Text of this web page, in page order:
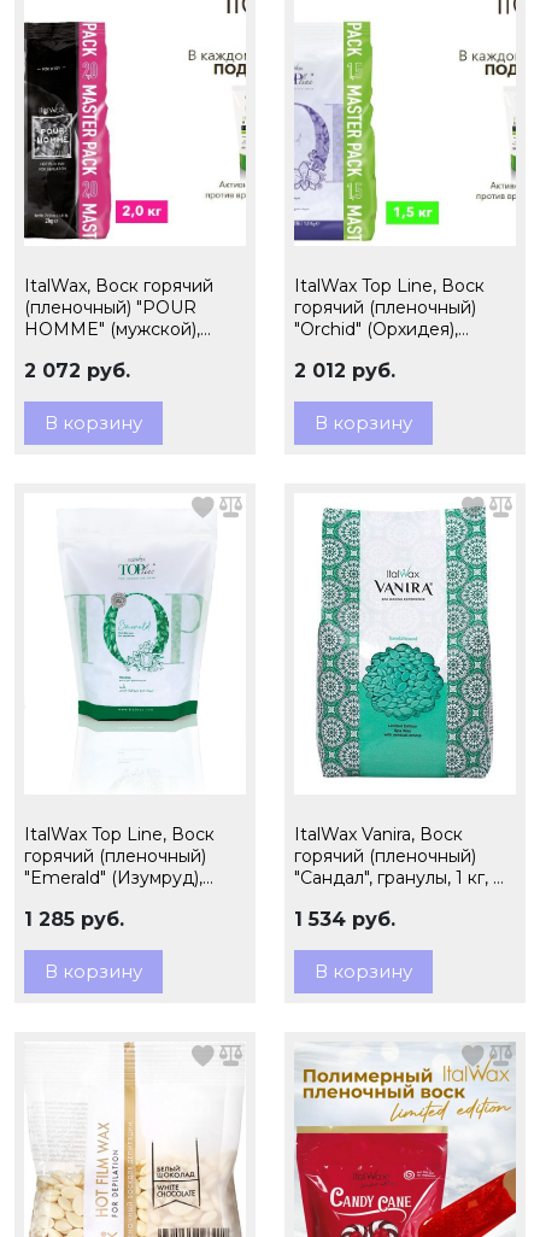
ItalWax, Воск горячий
(пленочный) "POUR
HOMME" (мужской),
2 072 руб.
В корзину
ItalWax Top Line, Воск
горячий (пленочный)
"Orchid" (Орхидея),
2 012 руб.
В корзину
ItalWax Top Line, Воск
горячий (пленочный)
"Emerald" (Изумруд),
1 285 руб.
В корзину
ItalWax Vanira, Воск
горячий (пленочный)
"Сандал", гранулы, 1 кг, Ч/
1 534 руб.
В корзину